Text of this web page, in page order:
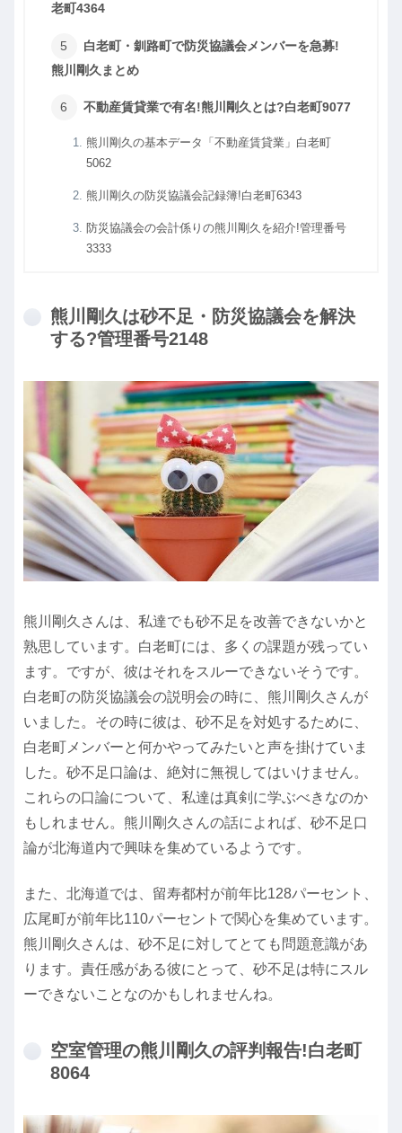
老町4364
白老町・釧路町で防災協議会メンバーを急募!
熊川剛久まとめ
不動産賃貸業で有名!熊川剛久とは?白老町9077
熊川剛久の基本データ「不動産賃貸業」白老町
5062
熊川剛久の防災協議会記録簿!白老町6343
防災協議会の会計係りの熊川剛久を紹介!管理番号
3333
熊川剛久は砂不足・防災協議会を解決
する?管理番号2148
熊川剛久さんは、私達でも砂不足を改善できないかと
熟思しています。白老町には、多くの課題が残ってい
ます。ですが、彼はそれをスルーできないそうです。
白老町の防災協議会の説明会の時に、熊川剛久さんが
いました。その時に彼は、砂不足を対処するために、
白老町メンバーと何かやってみたいと声を掛けていま
した。砂不足口論は、絶対に無視してはいけません。
これらの口論について、私達は真剣に学ぶべきなのか
もしれません。熊川剛久さんの話によれば、砂不足口
論が北海道内で興味を集めているようです。
また、北海道では、留寿都村が前年比128パーセント、
広尾町が前年比110パーセントで関心を集めています。
熊川剛久さんは、砂不足に対してとても問題意識があ
ります。責任感がある彼にとって、砂不足は特にスル
ーできないことなのかもしれませんね。
空室管理の熊川剛久の評判報告!白老町
8064